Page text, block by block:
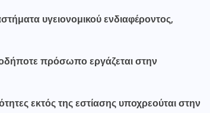
υγειονομικού ενδιαφέροντος,
πρόσωπο εργάζεται στην
εκτός της εστίασης υποχρεούται στην